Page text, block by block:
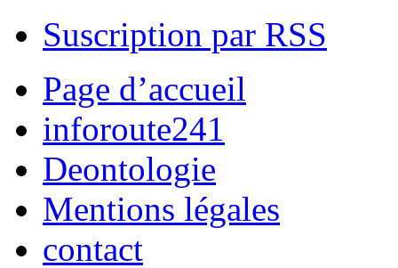
Suscription par RSS
Page d’accueil
inforoute241
Deontologie
Mentions légales
contact